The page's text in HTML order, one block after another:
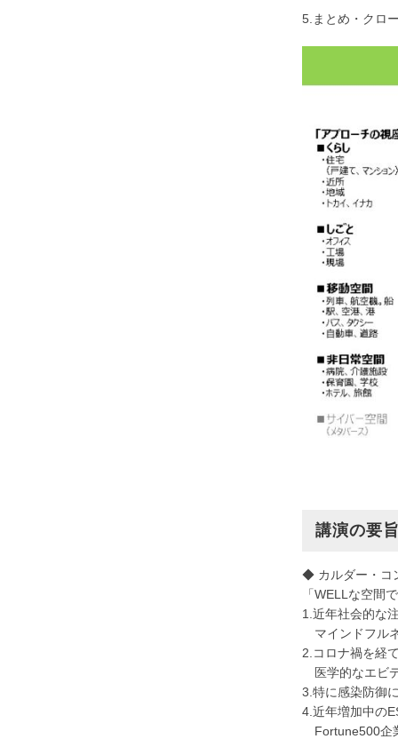
5.まとめ・クロ
講演の要
◆ カルダー・コ
「WELLな空間
1.近年社会的な
マインドフル
2.コロナ禍を経
医学的なエビ
3.特に感染防御
4.近年増加中の
Fortune500企